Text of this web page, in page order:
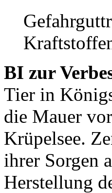
BI zur
Tier in
die Mauer
Krüpelsee.
ihrer Sorgen
Herstellung